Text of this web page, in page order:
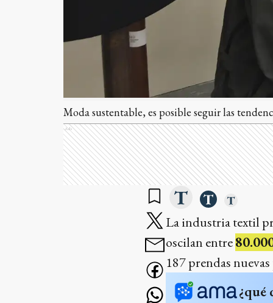
Moda sustentable, es posible seguir las
Ads
La industria textil
oscilan entre
187 prendas
¿qué